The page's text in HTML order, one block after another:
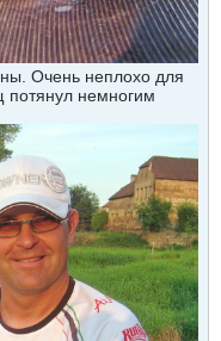
Очень неплохо для
потянул немногим